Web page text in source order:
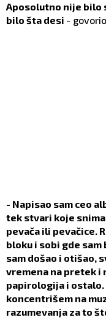
Aposolutno nije bilo
bilo šta desi -
- Napisao sam ceo
tek stvari koje
pevača ili pevačice.
bloku i sobi gde
sam došao i otišao,
vremena na pretek i
papirologija i ostalo.
koncentrišem na
razumevanja za to